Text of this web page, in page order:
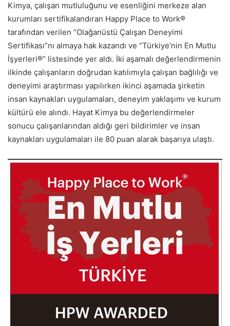
Kimya, çalışan mutluluğunu ve esenliğini merkeze alan
kurumları sertifikalandıran Happy Place to Work®
tarafından verilen “Olağanüstü Çalışan Deneyimi
Sertifikası”nı almaya hak kazandı ve “Türkiye’nin En Mutlu
İşyerleri®” listesinde yer aldı. İki aşamalı değerlendirmenin
ilkinde çalışanların doğrudan katılımıyla çalışan bağlılığı ve
deneyimi araştırması yapılırken ikinci aşamada şirketin
insan kaynakları uygulamaları, deneyim yaklaşımı ve kurum
kültürü ele alındı. Hayat Kimya bu değerlendirmeler
sonucu çalışanlarından aldığı geri bildirimler ve insan
kaynakları uygulamaları ile 80 puan alarak başarıya ulaştı.